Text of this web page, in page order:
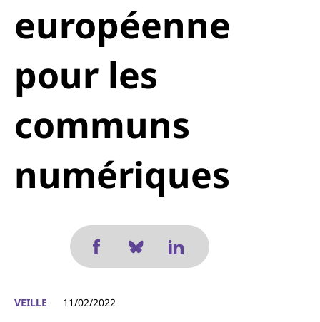
européenne
pour les
communs
numériques
VEILLE 11/02/2022